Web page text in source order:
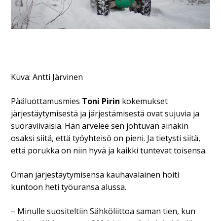
Kuva: Antti Järvinen
Pääluottamusmies Toni Pirin kokemukset
järjestäytymisestä ja järjestämisestä ovat sujuvia ja
suoraviivaisia. Hän arvelee sen johtuvan ainakin
osaksi siitä, että työyhteisö on pieni. Ja tietysti siitä,
että porukka on niin hyvä ja kaikki tuntevat toisensa.
Oman järjestäytymisensä kauhavalainen hoiti
kuntoon heti työuransa alussa.
‒ Minulle suositeltiin Sähköliittoa saman tien, kun